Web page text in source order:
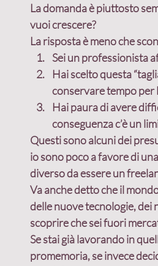
Gestione clienti Alleanze
Recensioni Mastermind
Passaparola Cliente
Marketing referenziale
Progetto comune
La domanda è piuttosto
vuoi crescere?
La risposta è meno che
Sei un professionista
Hai scelto questa
conservare tempo per
Hai paura di avere
conseguenza c’è un
Questi sono alcuni dei
io sono poco a favore di
diverso da essere un
Va anche detto che il
delle nuove tecnologie,
scoprire che sei fuori
Se stai già lavorando in
promemoria, se invece